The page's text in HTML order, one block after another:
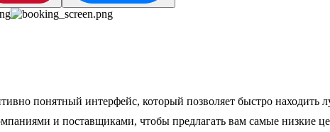
понятный интерфейс, который позволяет быстро
и поставщиками, чтобы предлагать вам самые низкие